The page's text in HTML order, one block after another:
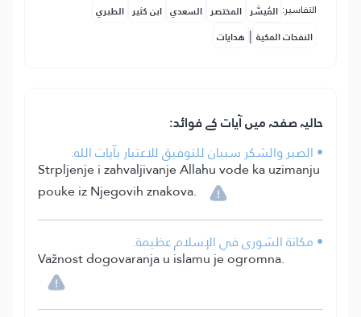
التفاسير: المُيسَّر المختصر السعدي ابن كثير الطبري
النفحات المكية | هدايات
حالیہ صفحہ میں آیات کے فوائد:
• الصبر والشكر سببان للتوفيق للاعتبار بآيات الله.
Strpljenje i zahvaljivanje Allahu vode ka uzimanju
pouke iz Njegovih znakova.
• مكانة الشورى في الإسلام عظيمة.
Važnost dogovaranja u islamu je ogromna.